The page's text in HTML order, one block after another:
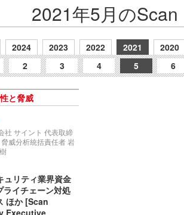
2021年5月の
2024 2023 2022 2021
2020
2 3 4 5 6
と脅威
社 サイント 代表取締
威分析統括責任者 岩
リティ業界資金
ライチェーン対処
ほか [Scan
Executive